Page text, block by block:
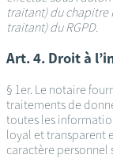
traitant) du chapitre
traitant) du RGPD.
Art. 4. Droit à
§ 1er. Le notaire
traitements de
toutes les
loyal et transparent
caractère personnel